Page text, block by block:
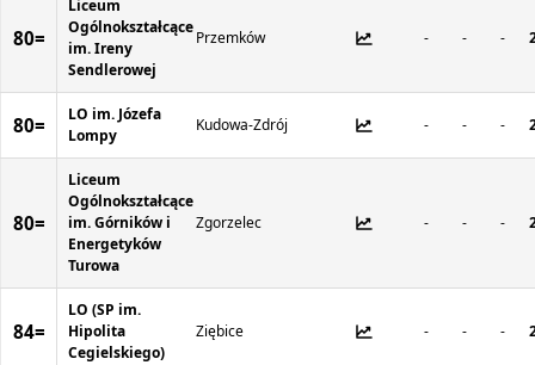
80=
Liceum
Ogólnokształcące
im. Ireny
Sendlerowej
Przemków - - -
80=
LO im. Józefa
Lompy
Kudowa-Zdrój - - -
80=
Liceum
Ogólnokształcące
im. Górników i
Energetyków
Turowa
Zgorzelec - - -
84=
LO (SP im.
Hipolita
Cegielskiego)
Ziębice - - -